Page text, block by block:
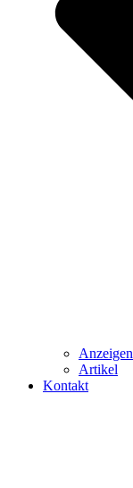
Anzeigen
Artikel
Kontakt